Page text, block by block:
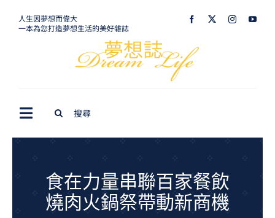
人生因夢想而偉大
一本為您打造夢想生活的美好雜誌
Toggle
Navigation
生活美學
室內設計
食在力量串聯百家餐飲
燒肉火鍋祭帶動新商機